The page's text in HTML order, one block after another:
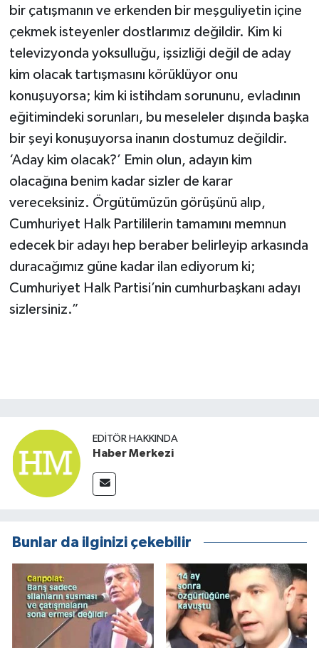
bir çatışmanın ve erkenden bir meşguliyetin içine
çekmek isteyenler dostlarımız değildir. Kim ki
televizyonda yoksulluğu, işsizliği değil de aday
kim olacak tartışmasını körüklüyor onu
konuşuyorsa; kim ki istihdam sorununu, evladının
eğitimindeki sorunları, bu meseleler dışında başka
bir şeyi konuşuyorsa inanın dostumuz değildir.
‘Aday kim olacak?’ Emin olun, adayın kim
olacağına benim kadar sizler de karar
vereceksiniz. Örgütümüzün görüşünü alıp,
Cumhuriyet Halk Partililerin tamamını memnun
edecek bir adayı hep beraber belirleyip arkasında
duracağımız güne kadar ilan ediyorum ki;
Cumhuriyet Halk Partisi’nin cumhurbaşkanı adayı
sizlersiniz.”
EDITÖR HAKKINDA
Haber Merkezi
Bunlar da ilginizi çekebilir